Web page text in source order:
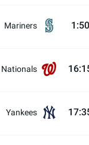
Mariners 1:50
Nationals
Yankees